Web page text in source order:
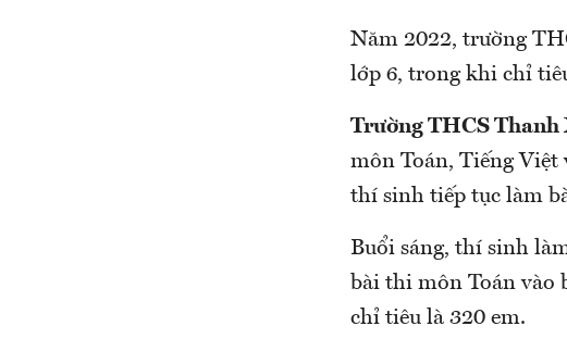
Năm 2022, trường
lớp 6, trong khi chỉ
Trường THCS Thanh
môn Toán, Tiếng Việt
thí sinh tiếp tục làm
Buổi sáng, thí sinh
bài thi môn Toán vào
chỉ tiêu là 320 em.